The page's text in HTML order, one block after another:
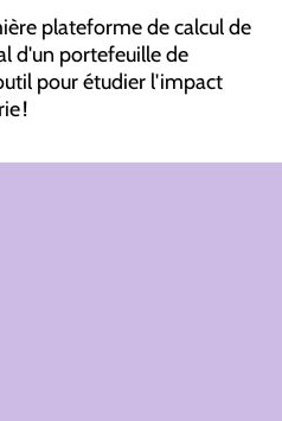
plateforme de calcul de
d'un portefeuille de
pour étudier l'impact
!